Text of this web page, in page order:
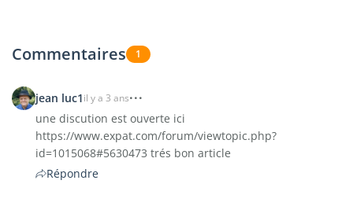
Commentaires 1
jean luc1il y a 3 ans
une discution est ouverte ici
https://www.expat.com/forum/viewtopic.php?
id=1015068#5630473 trés bon article
Répondre